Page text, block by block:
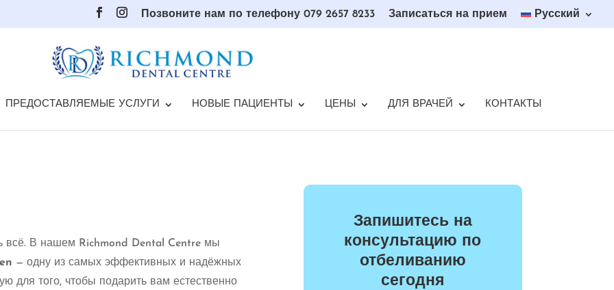
Позвоните нам по телефону 079 2657 8233 Записаться на прием Русский
ПРЕДОСТАВЛЯЕМЫЕ УСЛУГИ НОВЫЕ ПАЦИЕНТЫ ЦЕНЫ ДЛЯ ВРАЧЕЙ КОНТАКТЫ
всё. В нашем Richmond Dental Centre мы
— одну из самых эффективных и надёжных
для того, чтобы подарить вам естественно
Запишитесь на
консультацию по
отбеливанию
сегодня